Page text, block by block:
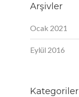
Arşivler
Ocak 2021
Eylül 2016
Kategoriler